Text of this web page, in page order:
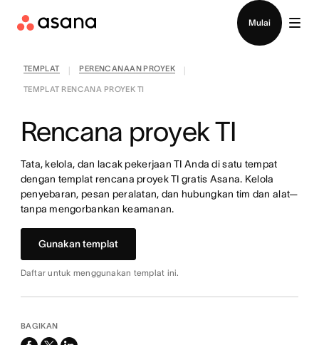
Mulai
TEMPLAT PERENCANAAN PROYEK
TEMPLAT RENCANA PROYEK TI
Rencana proyek TI
Tata, kelola, dan lacak pekerjaan TI Anda di satu tempat
dengan templat rencana proyek TI gratis Asana. Kelola
penyebaran, pesan peralatan, dan hubungkan tim dan alat—
tanpa mengorbankan keamanan.
Gunakan templat
Daftar untuk menggunakan templat ini.
BAGIKAN